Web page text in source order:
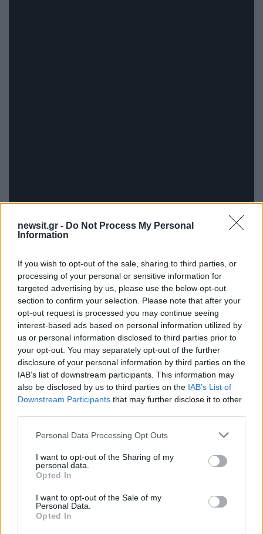
newsit.gr - Do Not Process My Personal
Information
If you wish to opt-out of the sale, sharing to third parties, or
processing of your personal or sensitive information for
targeted advertising by us, please use the below opt-out
section to confirm your selection. Please note that after your
opt-out request is processed you may continue seeing
interest-based ads based on personal information utilized by
us or personal information disclosed to third parties prior to
your opt-out. You may separately opt-out of the further
disclosure of your personal information by third parties on the
IAB’s list of downstream participants. This information may
also be disclosed by us to third parties on the IAB’s List of
Downstream Participants that may further disclose it to other
Please note that this website/app uses one or more Google
not limited to your visit or usage behaviour. You may click to
grant or deny consent to Google and its third-party tags to
use your data for below specified purposes in below Google
consent section.
Personal Data Processing Opt Outs
I want to opt-out of the Sharing of my
personal data.
Opted In
I want to opt-out of the Sale of my
Personal Data.
Opted In